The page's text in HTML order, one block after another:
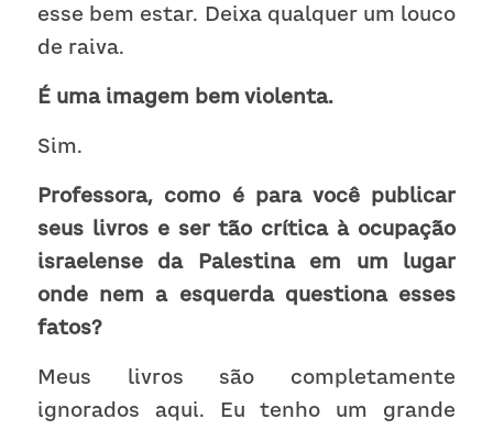
esse bem estar. Deixa qualquer um louco
de raiva.
É uma imagem bem violenta.
Sim.
Professora, como é para você publicar
seus livros e ser tão crítica à ocupação
israelense da Palestina em um lugar
onde nem a esquerda questiona esses
fatos?
Meus livros são completamente
ignorados aqui. Eu tenho um grande